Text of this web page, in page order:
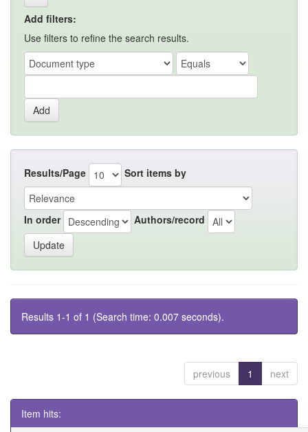
Add filters:
Use filters to refine the search results.
Results/Page Sort items by
In order Authors/record
Results 1-1 of 1 (Search time: 0.007 seconds).
previous 1 next
Item hits: